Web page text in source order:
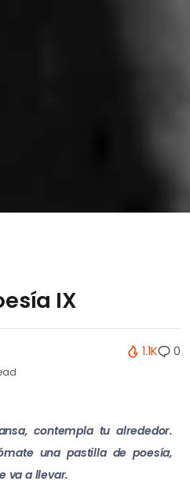
IX
1.1K 0
contempla tu alrededor.
una pastilla de poesía,
va a llevar.